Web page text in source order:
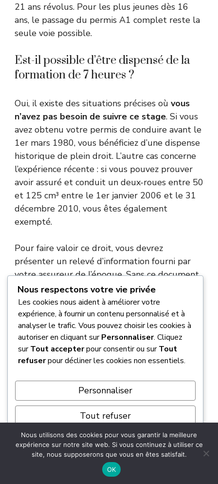
21 ans révolus. Pour les plus jeunes dès 16
ans, le passage du permis A1 complet reste la
seule voie possible.
Est-il possible d’être dispensé de la
formation de 7 heures ?
Oui, il existe des situations précises où vous
n’avez pas besoin de suivre ce stage. Si vous
avez obtenu votre permis de conduire avant le
1er mars 1980, vous bénéficiez d’une dispense
historique de plein droit. L’autre cas concerne
l’expérience récente : si vous pouvez prouver
avoir assuré et conduit un deux-roues entre 50
et 125 cm³ entre le 1er janvier 2006 et le 31
décembre 2010, vous êtes également
exempté.
Pour faire valoir ce droit, vous devrez
présenter un relevé d’information fourni par
votre assureur de l’époque. Sans ce document
officiel ou sans l’ancienneté de permis requise,
la formation de 7 heures demeure une étape
obligatoirepour circuler en toute légalité sur
le territoire français.
Quel est le prix moyen pour passer la
formation scooter 125 ?
Lecoût de la formation de 7 heures est
généralement compris entre 229 € et 300 €
selon les établissements et les régions. Ce
tarif englobe les modules théoriques et
pratiques. Si vous n’avez pas de permis B et
que vous devez passer le permis A1 complet,
prévoyez un budget plus conséquent,
Nous respectons votre vie privée
Les cookies nous aident à améliorer votre
expérience, à fournir un contenu personnalisé et à
analyser le trafic. Vous pouvez choisir les cookies à
autoriser en cliquant surPersonnaliser. Cliquez
surTout accepterpour consentir ou surTout
refuserpour décliner les cookies non essentiels.
Personnaliser
Tout refuser
Tout accepter
Nous utilisons des cookies pour vous garantir la meilleure
expérience sur notre site web. Si vous continuez à utiliser ce
site, nous supposerons que vous en êtes satisfait.
OK